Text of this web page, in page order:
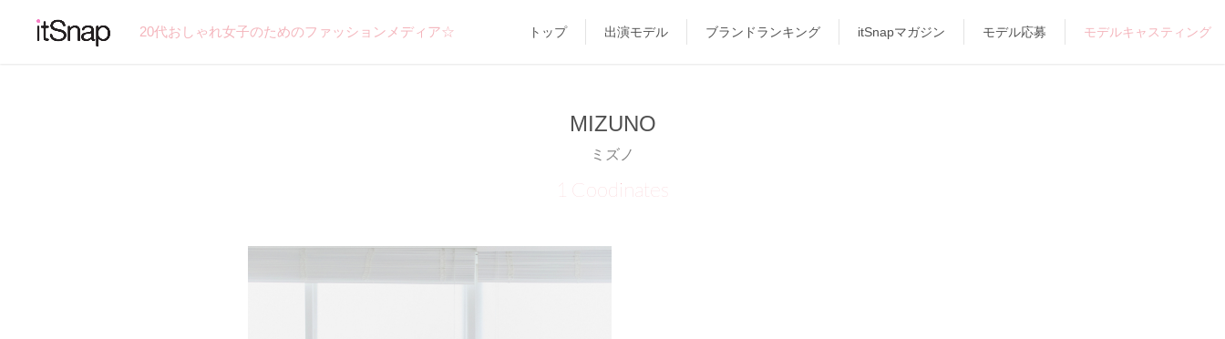
20代おしゃれ女子のためのファッションメディア☆ トップ 出演モデル ブランドランキング itSnapマガジン モデル応募 モデルキャスティング
MIZUNO
ミズノ
1 Coodinates